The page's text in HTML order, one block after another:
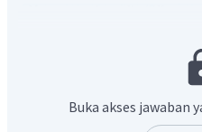
=
rata − rata Pb =
rata Pb =
Buka akses jawaban